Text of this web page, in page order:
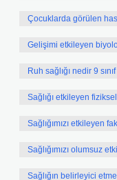
Çocuklarda görülen
Gelişimi etkileyen
Ruh sağlığı nedir 9 sınıf
Sağlığı etkileyen
Sağlığımızı etkileyen
Sağlığımızı olumsuz
Sağlığın belirleyici